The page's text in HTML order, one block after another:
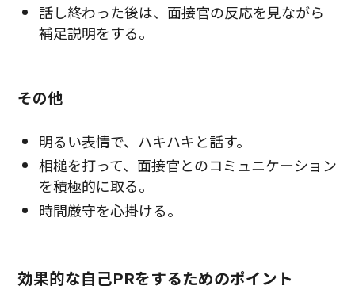
話し終わった後は、面接官の反応を見ながら
補足説明をする。
その他
明るい表情で、ハキハキと話す。
相槌を打って、面接官とのコミュニケーション
を積極的に取る。
時間厳守を心掛ける。
効果的な自己PRをするためのポイント